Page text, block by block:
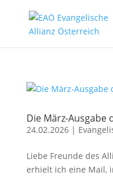
Die März-Ausgabe
24.02.2026|
Liebe Freunde des
erhielt ich eine Mail,